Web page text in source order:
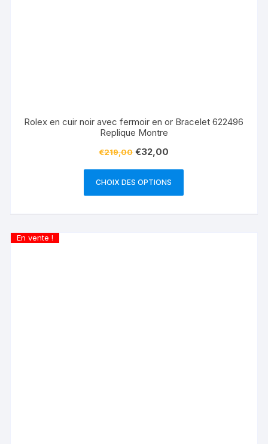
Rolex en cuir noir avec fermoir en or Bracelet 622496
Replique Montre
€219,00 €32,00
CHOIX DES OPTIONS
En vente !